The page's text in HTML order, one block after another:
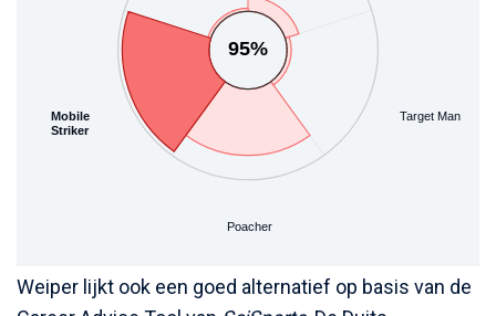
Weiper lijkt ook een goed alternatief op basis van de